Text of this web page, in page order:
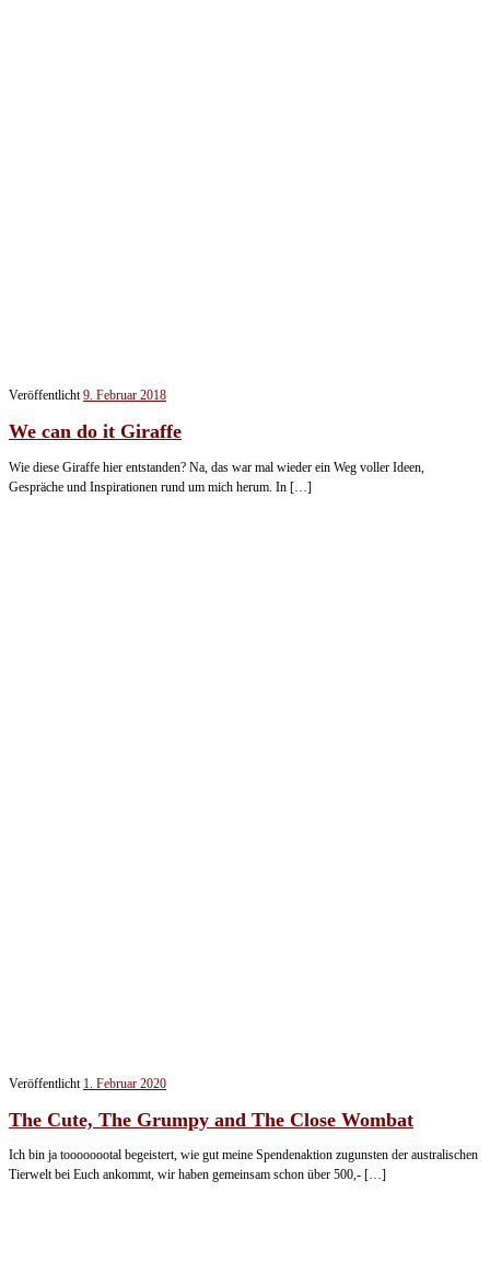
Veröffentlicht 9. Februar 2018
We can do it Giraffe
Wie diese Giraffe hier entstanden? Na, das war mal wieder ein Weg voller Ideen,
Gespräche und Inspirationen rund um mich herum. In […]
Veröffentlicht 1. Februar 2020
The Cute, The Grumpy and The Close Wombat
Ich bin ja toooooootal begeistert, wie gut meine Spendenaktion zugunsten der australischen
Tierwelt bei Euch ankommt, wir haben gemeinsam schon über 500,- […]